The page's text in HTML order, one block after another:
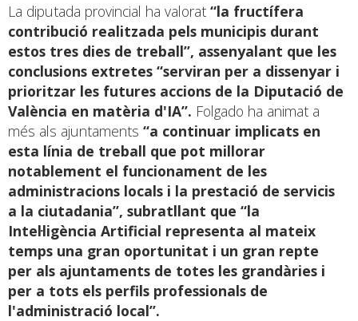
La diputada provincial ha valorat “la fructífera
contribució realitzada pels municipis durant
estos tres dies de treball”, assenyalant que les
conclusions extretes “serviran per a dissenyar i
prioritzar les futures accions de la Diputació de
València en matèria d'IA”. Folgado ha animat a
més als ajuntaments “a continuar implicats en
esta línia de treball que pot millorar
notablement el funcionament de les
administracions locals i la prestació de servicis
a la ciutadania”, subratllant que “la
Intel·ligència Artificial representa al mateix
temps una gran oportunitat i un gran repte
per als ajuntaments de totes les grandàries i
per a tots els perfils professionals de
l'administració local”.